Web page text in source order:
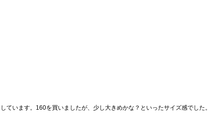
ています。160を買いましたが、少し大きめかな？といったサイズ感でした。